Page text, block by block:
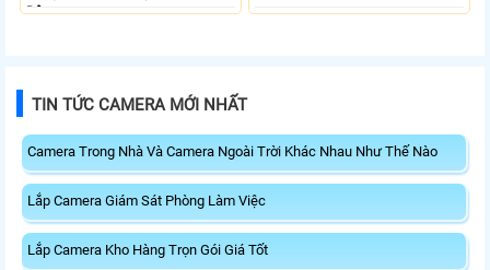
Động.
TIN TỨC CAMERA MỚI NHẤT
Camera Trong Nhà Và Camera Ngoài Trời Khác Nhau Như Thế Nào
Lắp Camera Giám Sát Phòng Làm Việc
Lắp Camera Kho Hàng Trọn Gói Giá Tốt